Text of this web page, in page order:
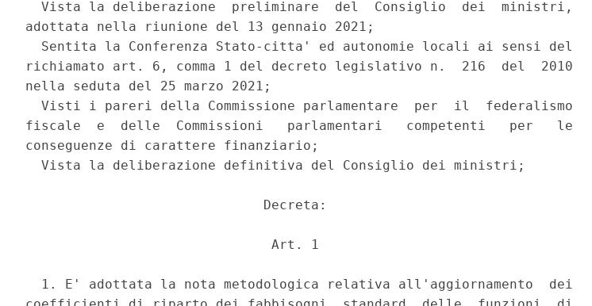
  Vista la deliberazione  preliminare  del  Consiglio  dei  ministri,
adottata nella riunione del 13 gennaio 2021;
  Sentita la Conferenza Stato-citta' ed autonomie locali ai sensi del
richiamato art. 6, comma 1 del decreto legislativo n.  216  del  2010
nella seduta del 25 marzo 2021;
  Visti i pareri della Commissione parlamentare  per  il  federalismo
fiscale  e  delle  Commissioni   parlamentari   competenti   per   le
conseguenze di carattere finanziario;
  Vista la deliberazione definitiva del Consiglio dei ministri;
                              Decreta:
                               Art. 1
  1. E' adottata la nota metodologica relativa all'aggiornamento  dei